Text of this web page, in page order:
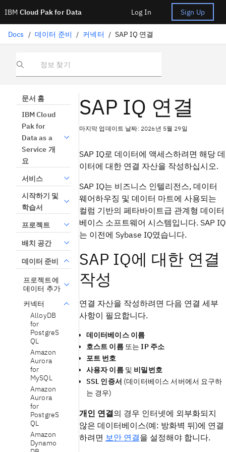
IBM Cloud Pak for Data Log In Sign Up
Docs / 데이터 준비 / 커넥터 / SAP IQ 연결
정보 찾기
문서 홈
IBM Cloud
Pak for
Data as a
Service 개
요
서비스
시작하기 및
학습서
프로젝트
배치 공간
데이터 준비
프로젝트에
데이터 추가
커넥터
AlloyDB
for
PostgreS
QL
Amazon
Aurora
for
MySQL
Amazon
Aurora
for
PostgreS
QL
Amazon
Dynamo
SAP IQ 연결
마지막 업데이트 날짜: 2026년 5월 29일
SAP IQ로 데이터에 액세스하려면 해당 데
이터에 대한 연결 자산을 작성하십시오.
SAP IQ는 비즈니스 인텔리전스, 데이터
웨어하우징 및 데이터 마트에 사용되는
컬럼 기반의 페타바이트급 관계형 데이터
베이스 소프트웨어 시스템입니다. SAP IQ
는 이전에 Sybase IQ였습니다.
SAP IQ에 대한 연결
작성
연결 자산을 작성하려면 다음 연결 세부
사항이 필요합니다.
데이터베이스 이름
호스트 이름또는IP 주소
포트 번호
사용자 이름및 비밀번호
SSL 인증서 (데이터베이스 서버에서 요구하
는 경우)
개인 연결의 경우 인터넷에 외부화되지
않은 데이터베이스(예: 방화벽 뒤)에 연결
하려면 보안 연결을 설정해야 합니다.